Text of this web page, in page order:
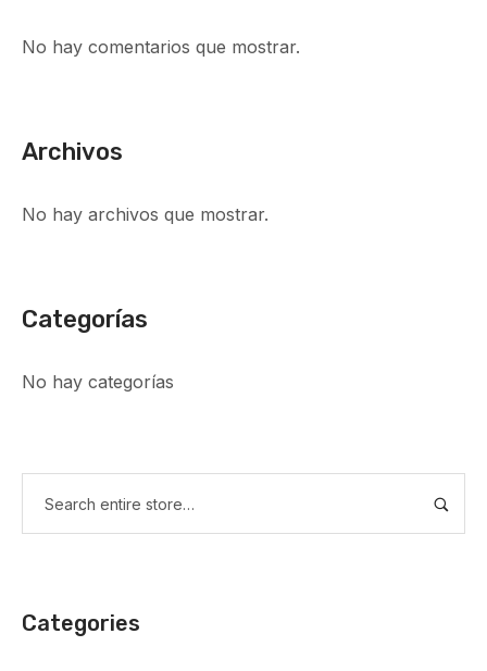
No hay comentarios que mostrar.
Archivos
No hay archivos que mostrar.
Categorías
No hay categorías
Categories